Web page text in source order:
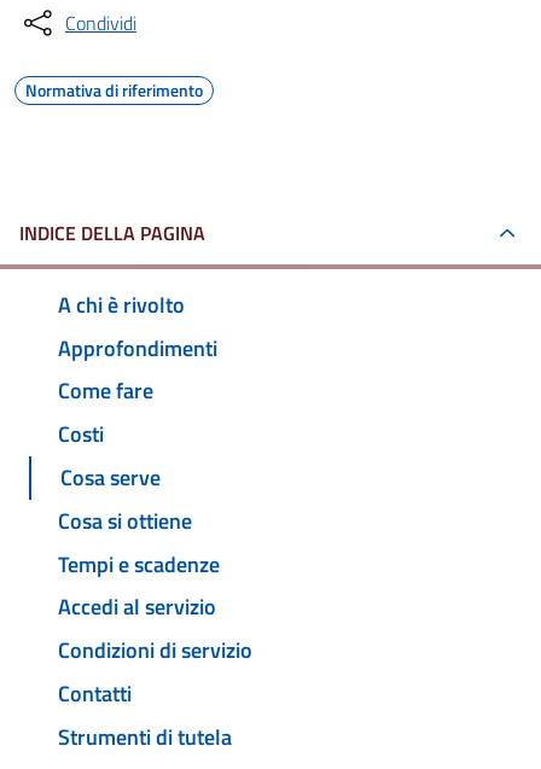
Condividi
Normativa di riferimento
INDICE DELLA PAGINA
A chi è rivolto
Approfondimenti
Come fare
Costi
Cosa serve
Cosa si ottiene
Tempi e scadenze
Accedi al servizio
Condizioni di servizio
Contatti
Strumenti di tutela